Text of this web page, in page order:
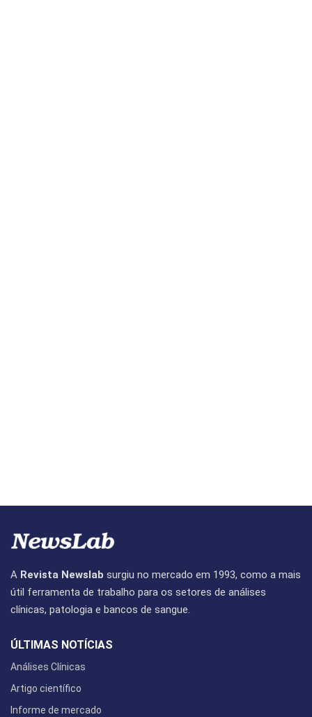
A Revista Newslab surgiu no mercado em 1993, como a mais
útil ferramenta de trabalho para os setores de análises
clínicas, patologia e bancos de sangue.
ÚLTIMAS NOTÍCIAS
Análises Clínicas
Artigo científico
Informe de mercado